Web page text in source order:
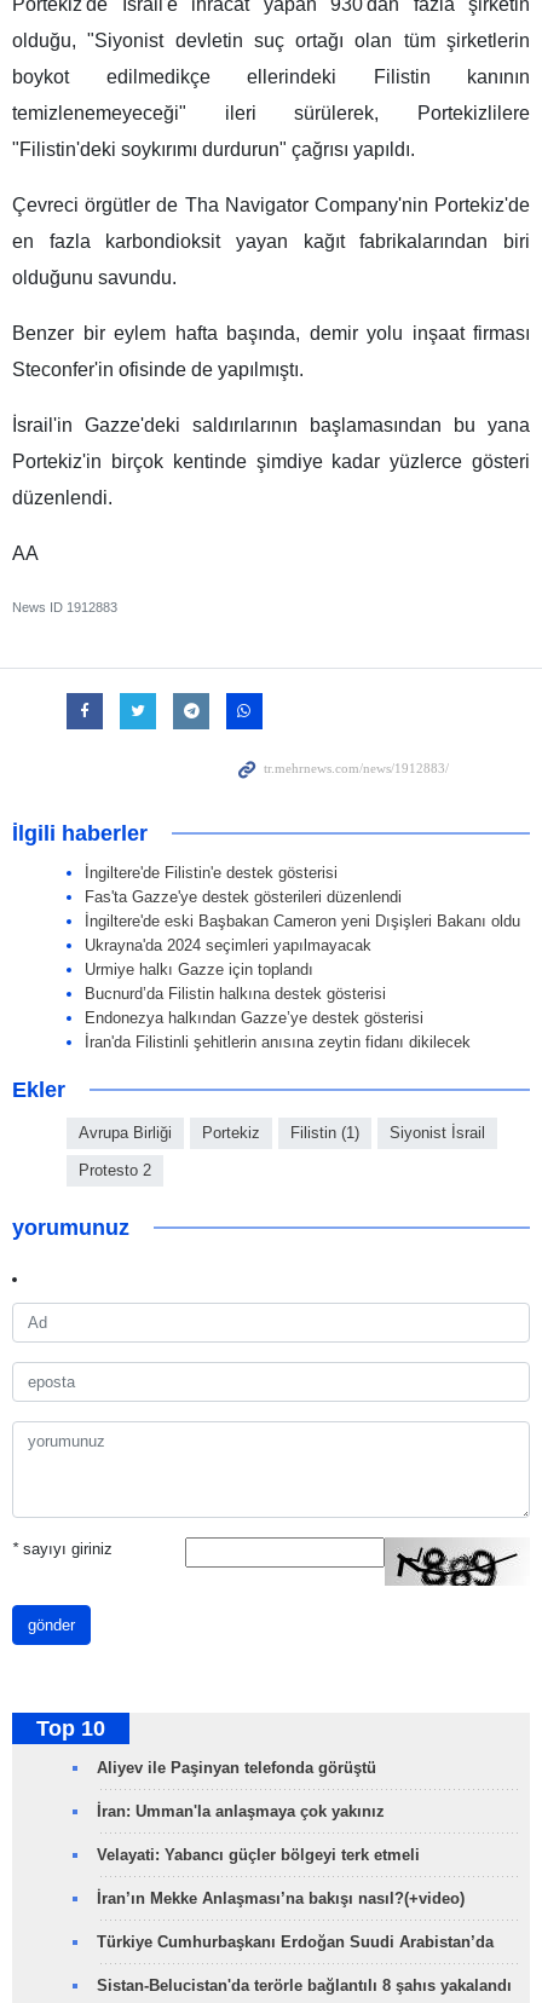
Portekiz'de İsrail'e ihracat yapan 930'dan fazla şirketin
olduğu, "Siyonist devletin suç ortağı olan tüm şirketlerin
boykot edilmedikçe ellerindeki Filistin kanının
temizlenemeyeceği" ileri sürülerek, Portekizlilere
"Filistin'deki soykırımı durdurun" çağrısı yapıldı.
Çevreci örgütler de Tha Navigator Company'nin Portekiz'de
en fazla karbondioksit yayan kağıt fabrikalarından biri
olduğunu savundu.
Benzer bir eylem hafta başında, demir yolu inşaat firması
Steconfer'in ofisinde de yapılmıştı.
İsrail'in Gazze'deki saldırılarının başlamasından bu yana
Portekiz'in birçok kentinde şimdiye kadar yüzlerce gösteri
düzenlendi.
AA
News ID 1912883
İlgili haberler
İngiltere'de Filistin'e destek gösterisi
Fas'ta Gazze'ye destek gösterileri düzenlendi
İngiltere'de eski Başbakan Cameron yeni Dışişleri Bakanı oldu
Ukrayna'da 2024 seçimleri yapılmayacak
Urmiye halkı Gazze için toplandı
Bucnurd’da Filistin halkına destek gösterisi
Endonezya halkından Gazze’ye destek gösterisi
İran'da Filistinli şehitlerin anısına zeytin fidanı dikilecek
Ekler
Avrupa Birliği Portekiz Filistin (1) Siyonist İsrail
Protesto 2
yorumunuz
*sayıyı giriniz
gönder
Top 10
Aliyev ile Paşinyan telefonda görüştü
İran: Umman'la anlaşmaya çok yakınız
Velayati: Yabancı güçler bölgeyi terk etmeli
İran’ın Mekke Anlaşması’na bakışı nasıl?(+video)
Türkiye Cumhurbaşkanı Erdoğan Suudi Arabistan’da
Sistan-Belucistan'da terörle bağlantılı 8 şahıs yakalandı